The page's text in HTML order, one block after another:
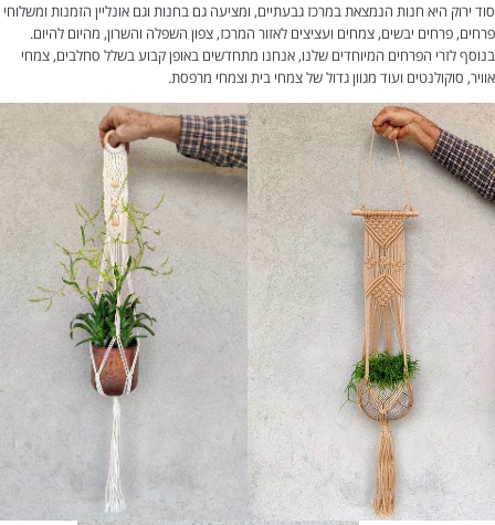
סוד ירוק היא חנות הנמצאת במרכז גבעתיים, ומציעה גם בחנות וגם אונליין הזמנות ומשלוחי
פרחים, פרחים יבשים, צמחים ועציצים לאזור המרכז, צפון השפלה והשרון, מהיום להיום.
בנוסף לזרי הפרחים המיוחדים שלנו, אנחנו מתחדשים באופן קבוע בשלל סחלבים, צמחי
אוויר, סוקולנטים ועוד מגוון גדול של צמחי בית וצמחי מרפסת.